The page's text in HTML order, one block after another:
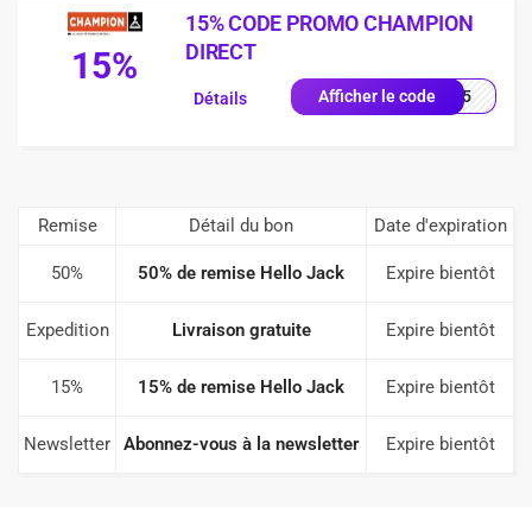
15%
15% CODE PROMO CHAMPION
DIRECT
Afficher le codeUE15
Détails
Remise Détail du bon Date d'expiration
50% 50% de remise Hello Jack Expire bientôt
Expedition Livraison gratuite Expire bientôt
15% 15% de remise Hello Jack Expire bientôt
Newsletter Abonnez-vous à la newsletter Expire bientôt